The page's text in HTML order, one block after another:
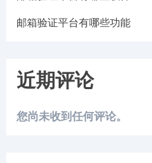
邮箱验证平台有哪些功能
近期评论
您尚未收到任何评论。